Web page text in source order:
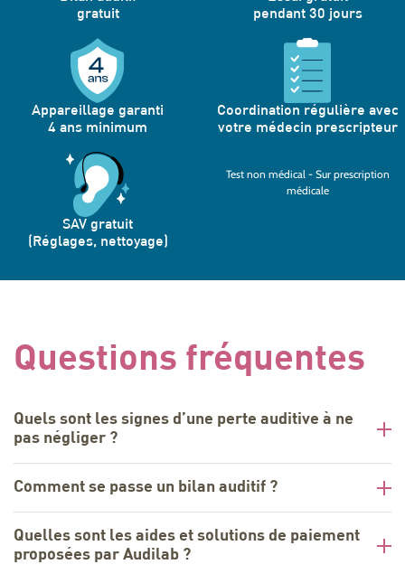
gratuit
pendant 30 jours
Appareillage garanti
4 ans minimum
Coordination régulière avec
votre médecin prescripteur
SAV gratuit
(Réglages, nettoyage)
Test non médical - Sur prescription
médicale
Questions fréquentes
Quels sont les signes d’une perte auditive à ne
pas négliger ?
Comment se passe un bilan auditif ?
Quelles sont les aides et solutions de paiement
proposées par Audilab ?